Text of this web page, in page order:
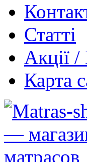
Статті
Акції
Карта